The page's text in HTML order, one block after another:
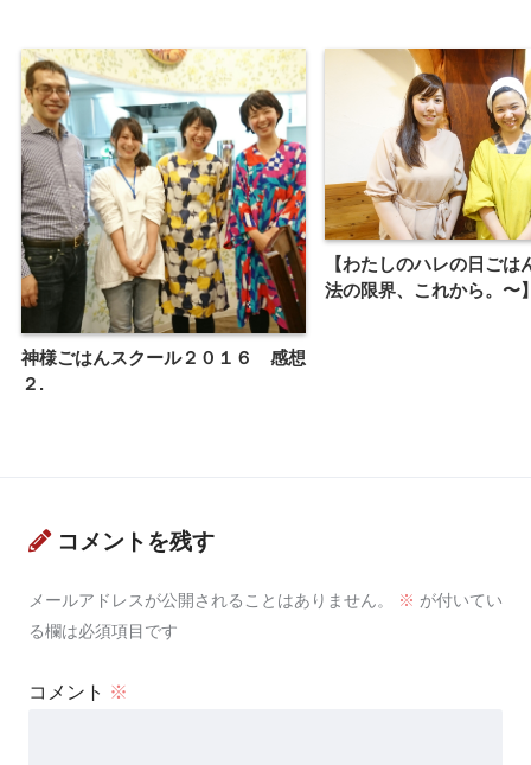
神様ごはんスクール２０１６ 感想
２.
【わたしのハレの日ごは
法の限界、これから。〜
コメントを残す
メールアドレスが公開されることはありません。 ※ が付いてい
る欄は必須項目です
コメント ※